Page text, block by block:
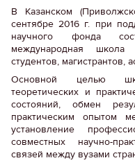
В Казанском
сентябре 2016 г. при
научного фонда
международная
студентов, магистрантов,
Основной целью
теоретических и
состояний, обмен
практическим опытом
установление
совместных научно-
связей между вузами